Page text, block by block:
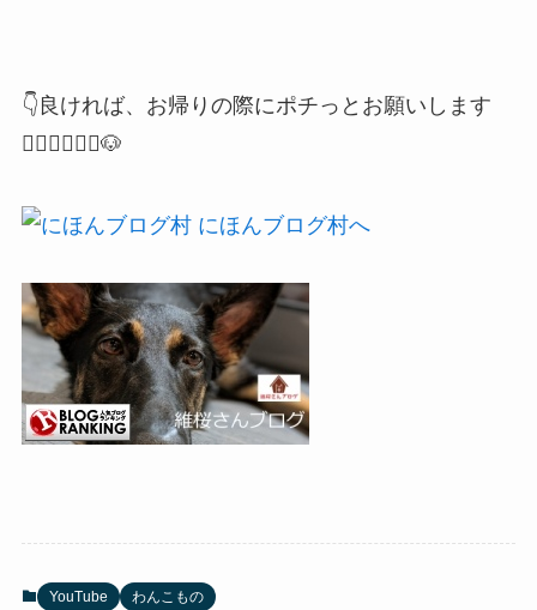
👇良ければ、お帰りの際にポチっとお願いします
🙇🏻‍♂️🙇🏻‍♀️🐶
YouTube
わんこもの